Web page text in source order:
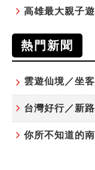
熱門新聞
雲遊仙境／坐
你所不知道的